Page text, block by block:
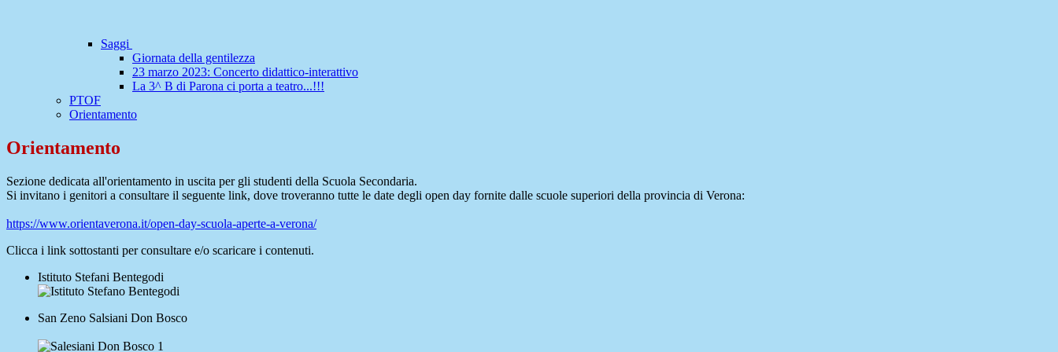
Saggi
Giornata della gentilezza
23 marzo 2023: Concerto didattico-interattivo
La 3^ B di Parona ci porta a teatro...!!!
PTOF
Orientamento
Orientamento
Sezione dedicata all'orientamento in uscita per gli studenti della Scuola Secondaria.
Si invitano i genitori a consultare il seguente link, dove troveranno tutte le date degli open day fornite dalle scuole superiori della provincia di Verona:
https://www.orientaverona.it/open-day-scuola-aperte-a-verona/
Clicca i link sottostanti per consultare e/o scaricare i contenuti.
Istituto Stefani Bentegodi
San Zeno Salsiani Don Bosco